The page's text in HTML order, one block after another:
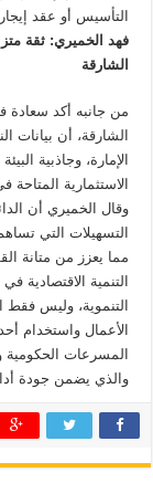
التأسيس أو عقد
فهد الخميري: ثقة
الشارقة
من جانبه أكد سعادة
الشارقة، أن بيانات
الإمارة، وجاذبية
الاستثمارية المتاحة
وقال الخميري أن
التسهيلات التي
مما يعزز من متانة
التنمية
التنموية، وليس فقط
الأعمال واستخدام
المسرعات الحكومية
والذي يضمن جودة